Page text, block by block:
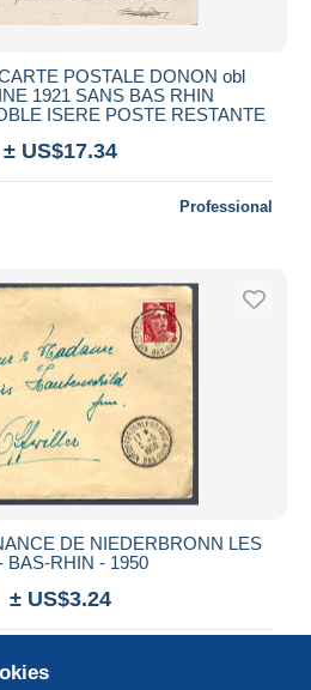
POSTALE DONON obl
1921 SANS BAS RHIN
ISERE POSTE RESTANTE
± US$17.34
Professional
DE NIEDERBRONN LES
BAS-RHIN - 1950
± US$3.24